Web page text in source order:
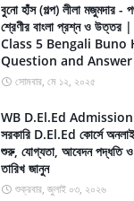
বুনো হাঁস (গল্প) লীলা মজুমদার -
শ্রেণীর বাংলা প্রশ্ন ও উত্তর
Class 5 Bengali Buno
Question and Answer
সোমবার, মে ১২, ২০২৫
WB D.El.Ed
সরকারি D.El.Ed কোর্সে
শুরু, যোগ্যতা, আবেদন পদ্ধতি
তারিখ জানুন
শুক্রবার, জুলাই ০৩, ২০২৬